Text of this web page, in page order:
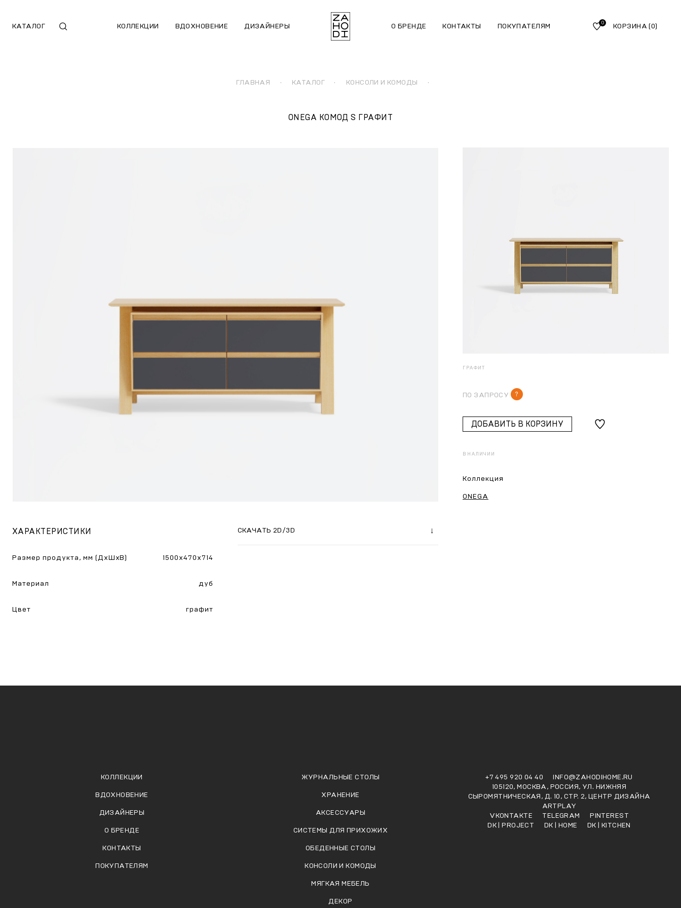
КАТАЛОГ КОЛЛЕКЦИИ ВДОХНОВЕНИЕ ДИЗАЙНЕРЫ О БРЕНДЕ КОНТАКТЫ ПОКУПАТЕЛЯМ 0 КОРЗИНА(0)
ГЛАВНАЯ · КАТАЛОГ · КОНСОЛИ И КОМОДЫ ·
ONEGA КОМОД S ГРАФИТ
ГРАФИТ
ПО ЗАПРОСУ ?
ДОБАВИТЬ В КОРЗИНУ
В НАЛИЧИИ
Коллекция
ONEGA
ХАРАКТЕРИСТИКИ
Размер продукта, мм (ДхШхВ) 1500x470x714
Материал дуб
Цвет графит
СКАЧАТЬ 2D/3D
ЖУРНАЛЬНЫЕ СТОЛЫ
ХРАНЕНИЕ
АКСЕССУАРЫ
СИСТЕМЫ ДЛЯ ПРИХОЖИХ
ОБЕДЕННЫЕ СТОЛЫ
КОНСОЛИ И КОМОДЫ
МЯГКАЯ МЕБЕЛЬ
ДЕКОР
КОЛЛЕКЦИИ
ВДОХНОВЕНИЕ
ДИЗАЙНЕРЫ
О БРЕНДЕ
КОНТАКТЫ
ПОКУПАТЕЛЯМ
+7 495 920 04 40
INFO@ZAHODIHOME.RU
105120, МОСКВА, РОССИЯ, УЛ. НИЖНЯЯ
СЫРОМЯТНИЧЕСКАЯ, Д. 10, СТР. 2, ЦЕНТР ДИЗАЙНА
ARTPLAY
VKONTAKTE
TELEGRAM
PINTEREST
DK | PROJECT
DK | HOME DK | KITCHEN